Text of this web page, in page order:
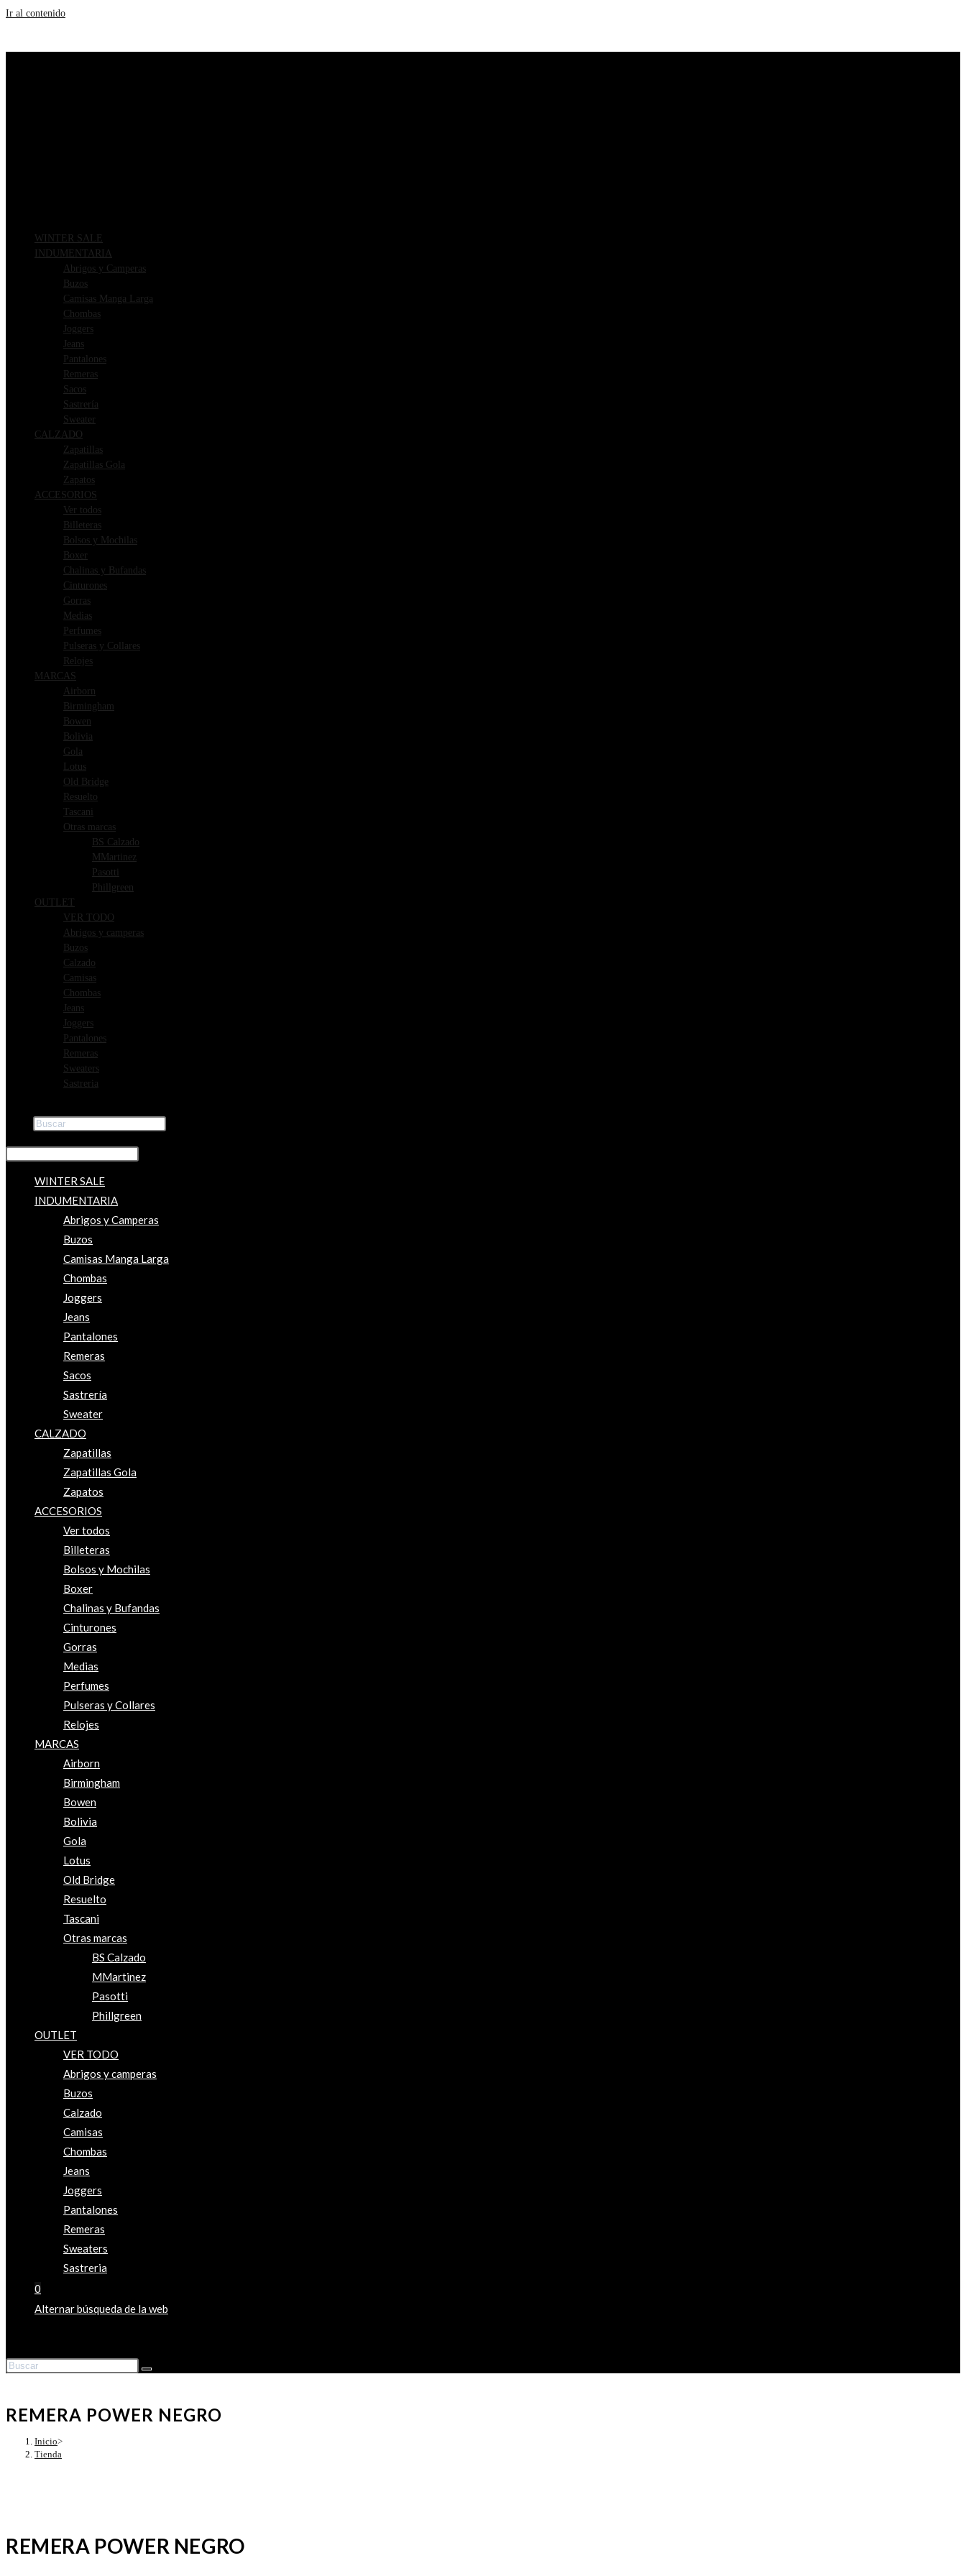
Ir al contenido
WINTER SALE
INDUMENTARIA
Abrigos y Camperas
Buzos
Camisas Manga Larga
Chombas
Joggers
Jeans
Pantalones
Remeras
Sacos
Sastrería
Sweater
CALZADO
Zapatillas
Zapatillas Gola
Zapatos
ACCESORIOS
Ver todos
Billeteras
Bolsos y Mochilas
Boxer
Chalinas y Bufandas
Cinturones
Gorras
Medias
Perfumes
Pulseras y Collares
Relojes
MARCAS
Airborn
Birmingham
Bowen
Bolivia
Gola
Lotus
Old Bridge
Resuelto
Tascani
Otras marcas
BS Calzado
MMartinez
Pasotti
Phillgreen
OUTLET
VER TODO
Abrigos y camperas
Buzos
Calzado
Camisas
Chombas
Jeans
Joggers
Pantalones
Remeras
Sweaters
Sastreria
WINTER SALE
INDUMENTARIA
Abrigos y Camperas
Buzos
Camisas Manga Larga
Chombas
Joggers
Jeans
Pantalones
Remeras
Sacos
Sastrería
Sweater
CALZADO
Zapatillas
Zapatillas Gola
Zapatos
ACCESORIOS
Ver todos
Billeteras
Bolsos y Mochilas
Boxer
Chalinas y Bufandas
Cinturones
Gorras
Medias
Perfumes
Pulseras y Collares
Relojes
MARCAS
Airborn
Birmingham
Bowen
Bolivia
Gola
Lotus
Old Bridge
Resuelto
Tascani
Otras marcas
BS Calzado
MMartinez
Pasotti
Phillgreen
OUTLET
VER TODO
Abrigos y camperas
Buzos
Calzado
Camisas
Chombas
Jeans
Joggers
Pantalones
Remeras
Sweaters
Sastreria
0
Alternar búsqueda de la web
REMERA POWER NEGRO
Inicio>
Tienda
REMERA POWER NEGRO